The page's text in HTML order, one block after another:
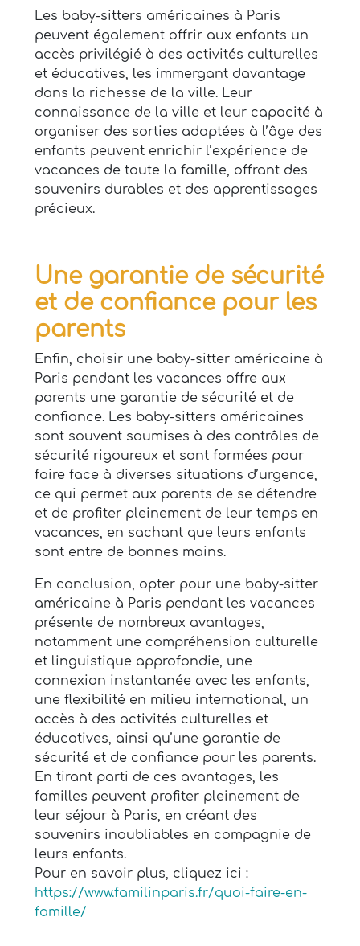
Les baby-sitters américaines à Paris
peuvent également offrir aux enfants un
accès privilégié à des activités culturelles
et éducatives, les immergant davantage
dans la richesse de la ville. Leur
connaissance de la ville et leur capacité à
organiser des sorties adaptées à l’âge des
enfants peuvent enrichir l’expérience de
vacances de toute la famille, offrant des
souvenirs durables et des apprentissages
précieux.
Une garantie de sécurité
et de confiance pour les
parents
Enfin, choisir une baby-sitter américaine à
Paris pendant les vacances offre aux
parents une garantie de sécurité et de
confiance. Les baby-sitters américaines
sont souvent soumises à des contrôles de
sécurité rigoureux et sont formées pour
faire face à diverses situations d’urgence,
ce qui permet aux parents de se détendre
et de profiter pleinement de leur temps en
vacances, en sachant que leurs enfants
sont entre de bonnes mains.
En conclusion, opter pour une baby-sitter
américaine à Paris pendant les vacances
présente de nombreux avantages,
notamment une compréhension culturelle
et linguistique approfondie, une
connexion instantanée avec les enfants,
une flexibilité en milieu international, un
accès à des activités culturelles et
éducatives, ainsi qu’une garantie de
sécurité et de confiance pour les parents.
En tirant parti de ces avantages, les
familles peuvent profiter pleinement de
leur séjour à Paris, en créant des
souvenirs inoubliables en compagnie de
leurs enfants.
Pour en savoir plus, cliquez ici :
https://www.familinparis.fr/quoi-faire-en-
famille/